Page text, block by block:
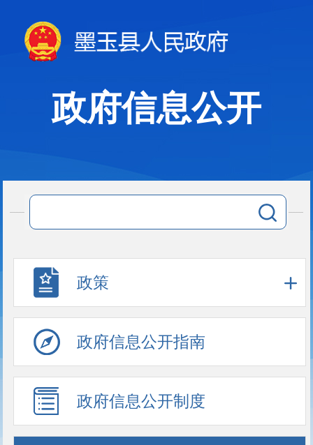
政府信息公开
政策
政府信息公开指南
政府信息公开制度